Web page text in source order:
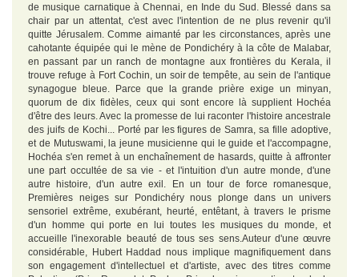
de musique carnatique à Chennai, en Inde du Sud. Blessé dans sa
chair par un attentat, c'est avec l'intention de ne plus revenir qu'il
quitte Jérusalem. Comme aimanté par les circonstances, après une
cahotante équipée qui le mène de Pondichéry à la côte de Malabar,
en passant par un ranch de montagne aux frontières du Kerala, il
trouve refuge à Fort Cochin, un soir de tempête, au sein de l'antique
synagogue bleue. Parce que la grande prière exige un minyan,
quorum de dix fidèles, ceux qui sont encore là supplient Hochéa
d'être des leurs. Avec la promesse de lui raconter l'histoire ancestrale
des juifs de Kochi... Porté par les figures de Samra, sa fille adoptive,
et de Mutuswami, la jeune musicienne qui le guide et l'accompagne,
Hochéa s'en remet à un enchaînement de hasards, quitte à affronter
une part occultée de sa vie - et l'intuition d'un autre monde, d'une
autre histoire, d'un autre exil. En un tour de force romanesque,
Premières neiges sur Pondichéry nous plonge dans un univers
sensoriel extrême, exubérant, heurté, entêtant, à travers le prisme
d'un homme qui porte en lui toutes les musiques du monde, et
accueille l'inexorable beauté de tous ses sens.Auteur d'une œuvre
considérable, Hubert Haddad nous implique magnifiquement dans
son engagement d'intellectuel et d'artiste, avec des titres comme